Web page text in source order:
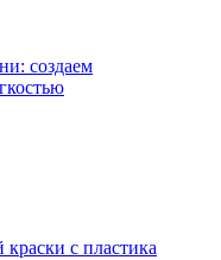
создаем
с пластика